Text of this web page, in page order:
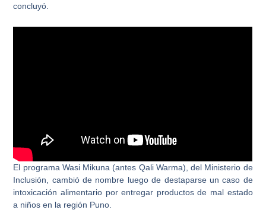
concluyó.
El programa Wasi Mikuna (antes Qali Warma), del Ministerio de
Inclusión, cambió de nombre luego de destaparse un caso de
intoxicación alimentario por entregar productos de mal estado
a niños en la región Puno.